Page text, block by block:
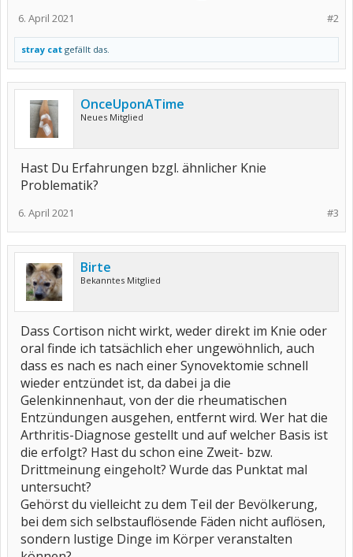
#2
6. April 2021
stray cat gefällt das.
OnceUponATime
Neues Mitglied
Hast Du Erfahrungen bzgl. ähnlicher Knie
Problematik?
#3
6. April 2021
Birte
Bekanntes Mitglied
Dass Cortison nicht wirkt, weder direkt im Knie oder
oral finde ich tatsächlich eher ungewöhnlich, auch
dass es nach es nach einer Synovektomie schnell
wieder entzündet ist, da dabei ja die
Gelenkinnenhaut, von der die rheumatischen
Entzündungen ausgehen, entfernt wird. Wer hat die
Arthritis-Diagnose gestellt und auf welcher Basis ist
die erfolgt? Hast du schon eine Zweit- bzw.
Drittmeinung eingeholt? Wurde das Punktat mal
untersucht?
Gehörst du vielleicht zu dem Teil der Bevölkerung,
bei dem sich selbstauflösende Fäden nicht auflösen,
sondern lustige Dinge im Körper veranstalten